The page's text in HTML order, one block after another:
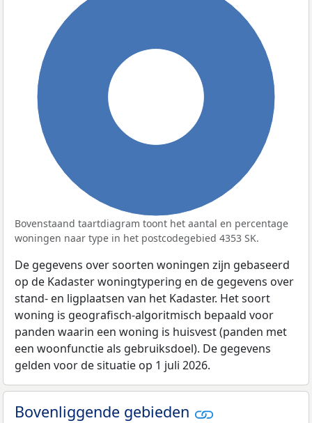
Bovenstaand taartdiagram toont het aantal en percentage
woningen naar type in het postcodegebied 4353 SK.
De gegevens over soorten woningen zijn gebaseerd
op de Kadaster woningtypering en de gegevens over
stand- en ligplaatsen van het Kadaster. Het soort
woning is geografisch-algoritmisch bepaald voor
panden waarin een woning is huisvest (panden met
een woonfunctie als gebruiksdoel). De gegevens
gelden voor de situatie op 1 juli 2026.
Bovenliggende gebieden